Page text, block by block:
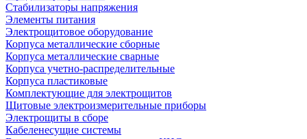
Стабилизаторы напряжения
Элементы питания
Электрощитовое оборудование
Корпуса металлические сборные
Корпуса металлические сварные
Корпуса учетно-распределительные
Корпуса пластиковые
Комплектующие для электрощитов
Щитовые электроизмерительные приборы
Электрощиты в сборе
Кабеленесущие системы